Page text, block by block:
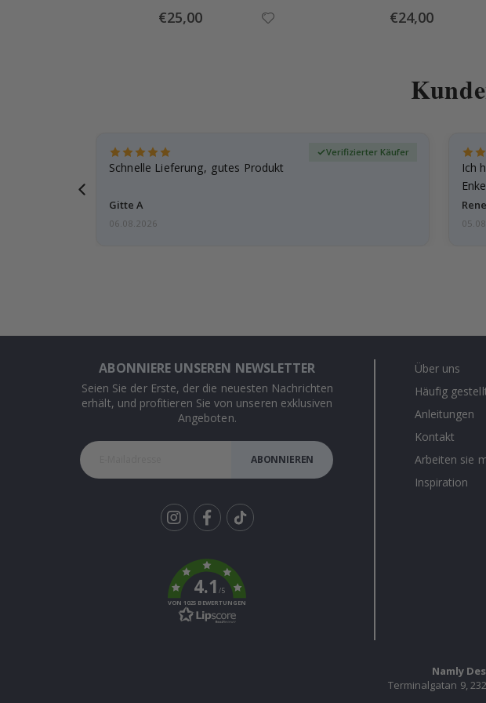
Special
Price
€25,00 Special
Price
€24,00
Schnelle Lieferung, gutes Produkt
Gitte A
Verifizierter Käufer
06.08.2026
Ich
ABONNIERE UNSEREN NEWSLETTER
Seien Sie der Erste, der die neuesten Nachrichten
erhält, und profitieren Sie von unseren exklusiven
Angeboten.
ABONNIEREN
k
4.1/5
VON 1025 BEWERTUNGEN
Über uns
Häufig
Anleitungen
Kontakt
Arbeiten sie
Inspiration
Namly
Terminalgatan 9,